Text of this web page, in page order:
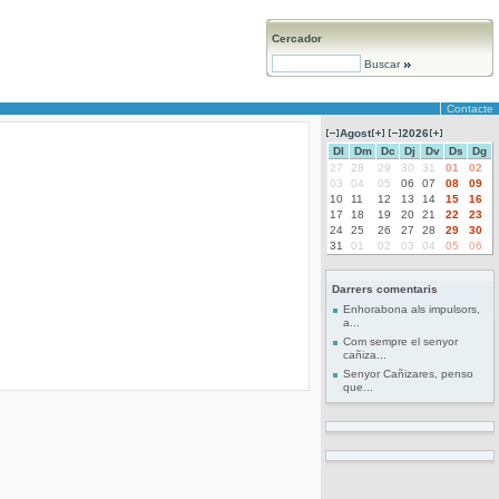
Cercador
Buscar
Contacte
Agost
2026
Dl
Dm Dc Dj Dv Ds
Dg
27
28 29 30 31 01
02
03
04 05 06 07 08
09
10
11 12 13 14 15
16
17
18 19 20 21 22
23
24
25 26 27 28 29
30
31
01 02 03 04 05 06
Darrers comentaris
Enhorabona als impulsors,
a...
Com sempre el senyor
cañiza...
Senyor Cañizares, penso
que...